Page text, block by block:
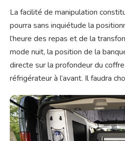
La facilité de manipulation
pourra sans inquiétude la
l’heure des repas et de la
mode nuit, la position de la
directe sur la profondeur du
réfrigérateur à l’avant. Il faudra